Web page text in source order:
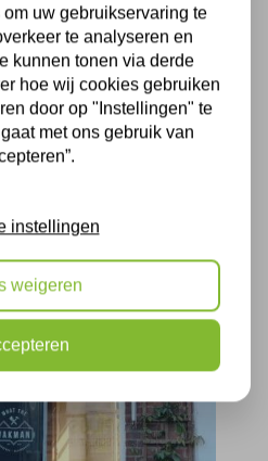
24-04-2025
isoleren
uw gebruikservaring te
te analyseren en
kunnen tonen via derde
hoe wij cookies gebruiken
door op "Instellingen" te
met ons gebruik van
instellingen
weigeren